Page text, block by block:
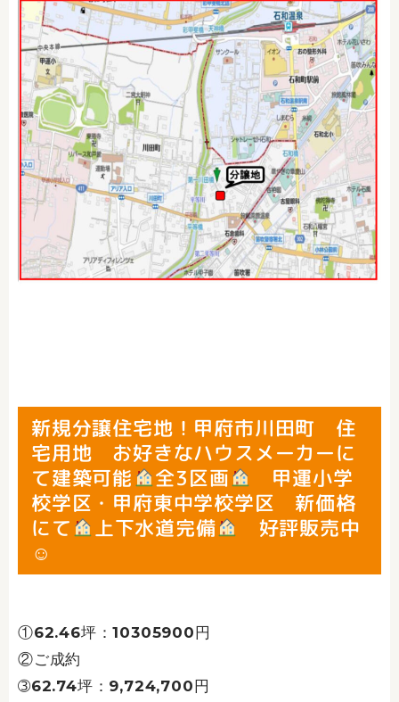
新規分譲住宅地！甲府市川田町 住
宅用地 お好きなハウスメーカーに
て建築可能
全3区画
甲運小学
校学区・甲府東中学校学区 新価格
にて
上下水道完備
好評販売中
☺
①62.46坪：10305900円
②ご成約
➂62.74坪：9,724,700円